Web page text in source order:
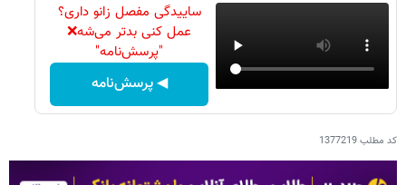
ساییدگی مفصل زانو داری؟
عمل کنی بدتر می‌شه❌
"پرسش‌نامه"
◀ پرسش‌نامه
کد مطلب1377219